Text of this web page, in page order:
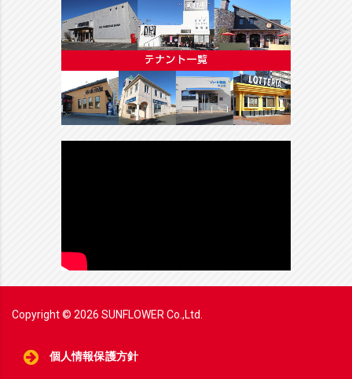
Copyright © 2026 SUNFLOWER Co.,Ltd.
個人情報保護方針